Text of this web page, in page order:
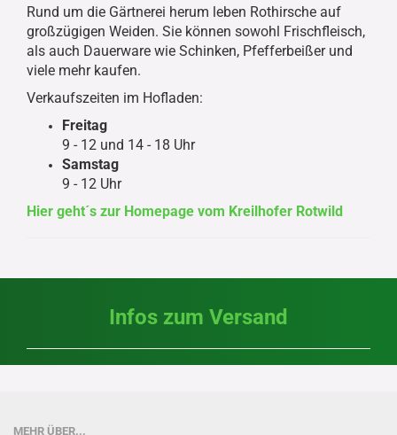
Rund um die Gärtnerei herum leben Rothirsche auf
großzügigen Weiden. Sie können sowohl Frischfleisch,
als auch Dauerware wie Schinken, Pfefferbeißer und
viele mehr kaufen.
Verkaufszeiten im Hofladen:
Freitag
9 - 12 und 14 - 18 Uhr
Samstag
9 - 12 Uhr
Hier geht´s zur Homepage vom Kreilhofer Rotwild
Infos zum Versand
MEHR ÜBER...